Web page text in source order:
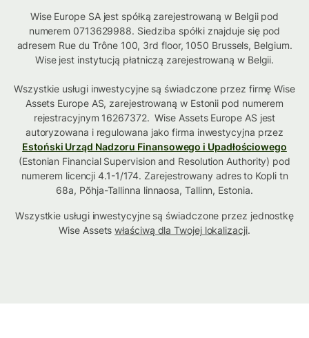
Wise Europe SA jest spółką zarejestrowaną w Belgii pod
numerem 0713629988. Siedziba spółki znajduje się pod
adresem Rue du Trône 100, 3rd floor, 1050 Brussels, Belgium.
Wise jest instytucją płatniczą zarejestrowaną w Belgii.
Wszystkie usługi inwestycyjne są świadczone przez firmę Wise
Assets Europe AS, zarejestrowaną w Estonii pod numerem
rejestracyjnym 16267372. Wise Assets Europe AS jest
autoryzowana i regulowana jako firma inwestycyjna przez
Estoński Urząd Nadzoru Finansowego i Upadłościowego
(Estonian Financial Supervision and Resolution Authority) pod
numerem licencji 4.1-1/174. Zarejestrowany adres to Kopli tn
68a, Põhja-Tallinna linnaosa, Tallinn, Estonia.
Wszystkie usługi inwestycyjne są świadczone przez jednostkę
Wise Assetswłaściwą dla Twojej lokalizacji.